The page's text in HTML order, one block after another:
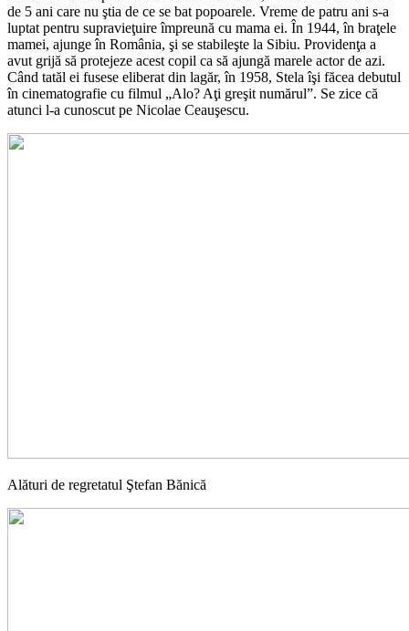
de 5 ani care nu ştia de ce se bat popoarele. Vreme de patru ani s-a
luptat pentru supravieţuire împreună cu mama ei. În 1944, în braţele
mamei, ajunge în România, şi se stabileşte la Sibiu. Providenţa a
avut grijă să protejeze acest copil ca să ajungă marele actor de azi.
Când tatăl ei fusese eliberat din lagăr, în 1958, Stela îşi făcea debutul
în cinematografie cu filmul „Alo? Aţi greşit numărul”. Se zice că
atunci l-a cunoscut pe Nicolae Ceauşescu.
Alături de regretatul Ştefan Bănică